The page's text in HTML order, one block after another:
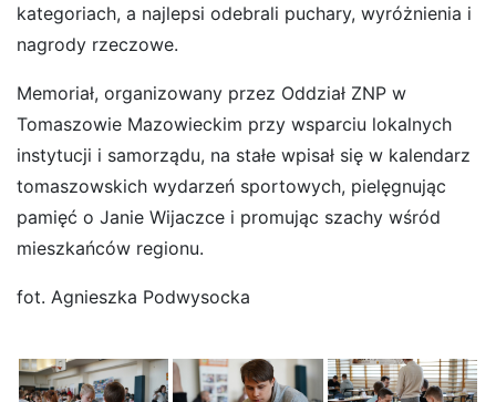
kategoriach, a najlepsi odebrali puchary, wyróżnienia i
nagrody rzeczowe.
Memoriał, organizowany przez Oddział ZNP w
Tomaszowie Mazowieckim przy wsparciu lokalnych
instytucji i samorządu, na stałe wpisał się w kalendarz
tomaszowskich wydarzeń sportowych, pielęgnując
pamięć o Janie Wijaczce i promując szachy wśród
mieszkańców regionu.
fot. Agnieszka Podwysocka